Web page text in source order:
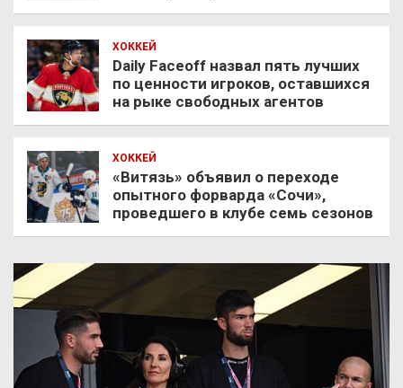
ХОККЕЙ
Daily Faceoff назвал пять лучших
по ценности игроков, оставшихся
на рыке свободных агентов
ХОККЕЙ
«Витязь» объявил о переходе
опытного форварда «Сочи»,
проведшего в клубе семь сезонов